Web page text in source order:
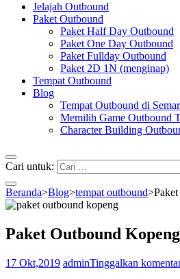
Jelajah Outbound
Paket Outbound
Paket Half Day Outbound
Paket One Day Outbound
Paket Fullday Outbound
Paket 2D 1N (menginap)
Tempat Outbound
Blog
Tempat Outbound di
Memilih Game Outbound
Character Building
Cari untuk:
Beranda>Blog>tempat outbound>
Paket Outbound
17 Okt,2019 adminTinggalkan